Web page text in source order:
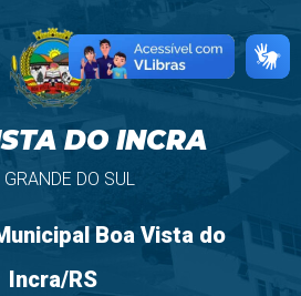
DO INCRA
GRANDE DO SUL
Boa Vista do
Incra/RS